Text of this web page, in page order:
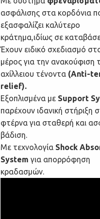
ασφάλισης στα κορδόνια
εξασφαλίζει καλύτερο
κράτημα,ιδίως σε
Έχουν ειδικό σχεδιασμό
μέρος για την ανακούφιση
αχίλλειου τένοντα (Anti-
relief).
Εξοπλισμένα με Support
παρέχουν ιδανική στήριξη
φτέρνα για σταθερή και
βάδιση.
Με τεχνολογία Shock
System για απορρόφηση
κραδασμών.